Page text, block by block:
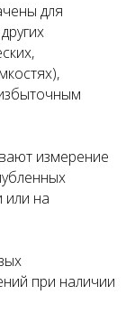
для
измерение
или на
при наличии